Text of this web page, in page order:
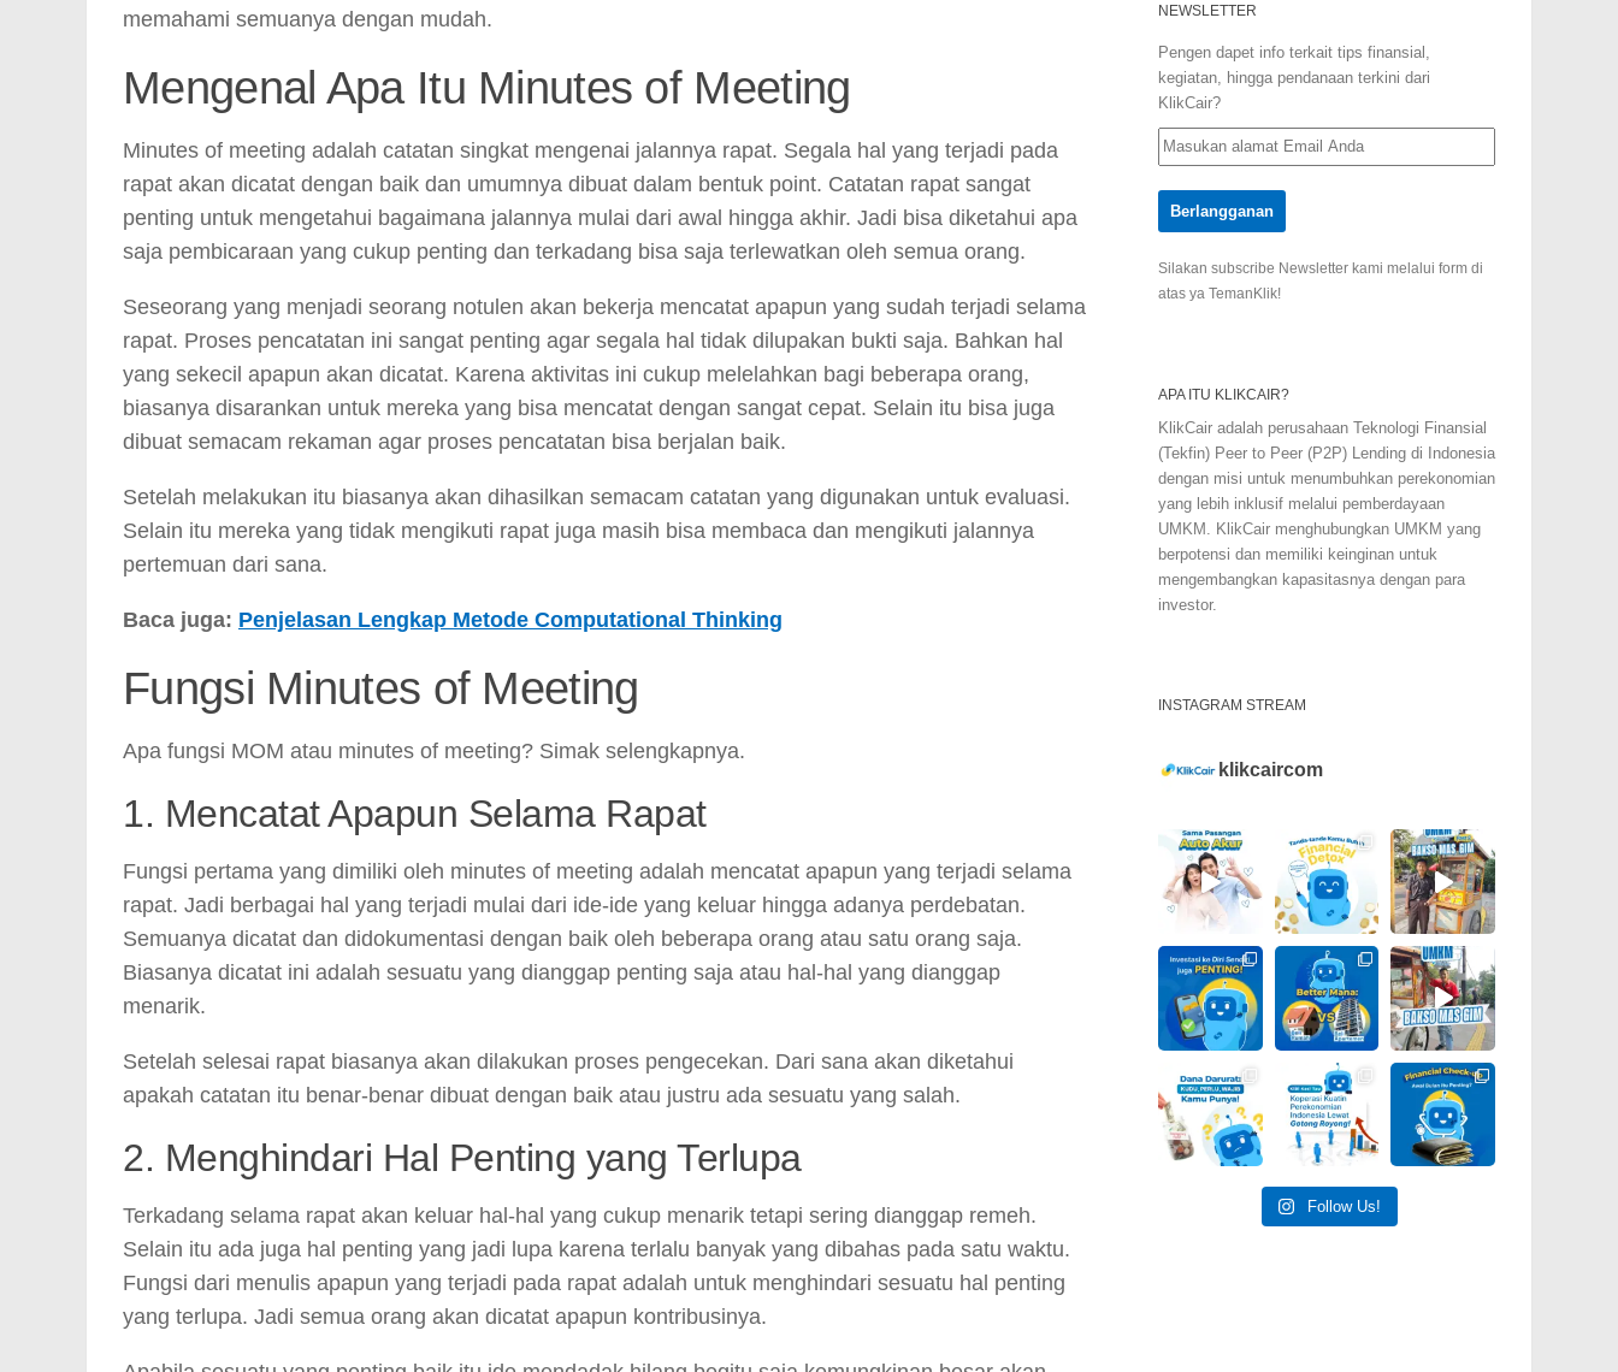
memahami semuanya dengan mudah.
Mengenal Apa Itu Minutes of Meeting
Minutes of meeting adalah catatan singkat mengenai jalannya rapat. Segala hal yang terjadi pada
rapat akan dicatat dengan baik dan umumnya dibuat dalam bentuk point. Catatan rapat sangat
penting untuk mengetahui bagaimana jalannya mulai dari awal hingga akhir. Jadi bisa diketahui apa
saja pembicaraan yang cukup penting dan terkadang bisa saja terlewatkan oleh semua orang.
Seseorang yang menjadi seorang notulen akan bekerja mencatat apapun yang sudah terjadi selama
rapat. Proses pencatatan ini sangat penting agar segala hal tidak dilupakan bukti saja. Bahkan hal
yang sekecil apapun akan dicatat. Karena aktivitas ini cukup melelahkan bagi beberapa orang,
biasanya disarankan untuk mereka yang bisa mencatat dengan sangat cepat. Selain itu bisa juga
dibuat semacam rekaman agar proses pencatatan bisa berjalan baik.
Setelah melakukan itu biasanya akan dihasilkan semacam catatan yang digunakan untuk evaluasi.
Selain itu mereka yang tidak mengikuti rapat juga masih bisa membaca dan mengikuti jalannya
pertemuan dari sana.
Baca juga: Penjelasan Lengkap Metode Computational Thinking
Fungsi Minutes of Meeting
Apa fungsi MOM atau minutes of meeting? Simak selengkapnya.
1. Mencatat Apapun Selama Rapat
Fungsi pertama yang dimiliki oleh minutes of meeting adalah mencatat apapun yang terjadi selama
rapat. Jadi berbagai hal yang terjadi mulai dari ide-ide yang keluar hingga adanya perdebatan.
Semuanya dicatat dan didokumentasi dengan baik oleh beberapa orang atau satu orang saja.
Biasanya dicatat ini adalah sesuatu yang dianggap penting saja atau hal-hal yang dianggap
menarik.
Setelah selesai rapat biasanya akan dilakukan proses pengecekan. Dari sana akan diketahui
apakah catatan itu benar-benar dibuat dengan baik atau justru ada sesuatu yang salah.
2. Menghindari Hal Penting yang Terlupa
Terkadang selama rapat akan keluar hal-hal yang cukup menarik tetapi sering dianggap remeh.
Selain itu ada juga hal penting yang jadi lupa karena terlalu banyak yang dibahas pada satu waktu.
Fungsi dari menulis apapun yang terjadi pada rapat adalah untuk menghindari sesuatu hal penting
yang terlupa. Jadi semua orang akan dicatat apapun kontribusinya.
NEWSLETTER
Pengen dapet info terkait tips finansial,
kegiatan, hingga pendanaan terkini dari
KlikCair?
Silakan subscribe Newsletter kami melalui form di
atas ya TemanKlik!
APA ITU KLIKCAIR?
KlikCair adalah perusahaan Teknologi Finansial
(Tekfin) Peer to Peer (P2P) Lending di Indonesia
dengan misi untuk menumbuhkan perekonomian
yang lebih inklusif melalui pemberdayaan
UMKM. KlikCair menghubungkan UMKM yang
berpotensi dan memiliki keinginan untuk
mengembangkan kapasitasnya dengan para
investor.
INSTAGRAM STREAM
klikcaircom
Follow Us!